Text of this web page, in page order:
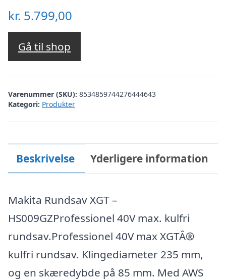
kr. 5.799,00
Gå til shop
Varenummer (SKU): 8534859744276444643
Kategori: Produkter
Beskrivelse Yderligere information
Makita Rundsav XGT –
HS009GZProfessionel 40V max. kulfri
rundsav.Professionel 40V max XGTÂ®
kulfri rundsav. Klingediameter 235 mm,
og en skæredybde på 85 mm. Med AWS